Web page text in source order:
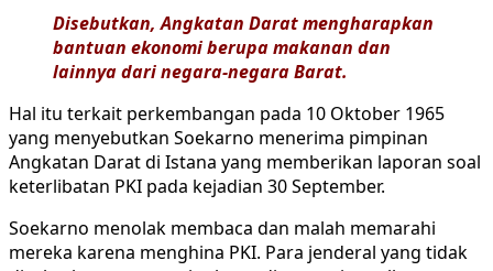
Disebutkan, Angkatan Darat mengharapkan
bantuan ekonomi berupa makanan dan
lainnya dari negara-negara Barat.
Hal itu terkait perkembangan pada 10 Oktober 1965
yang menyebutkan Soekarno menerima pimpinan
Angkatan Darat di Istana yang memberikan laporan soal
keterlibatan PKI pada kejadian 30 September.
Soekarno menolak membaca dan malah memarahi
mereka karena menghina PKI. Para jenderal yang tidak